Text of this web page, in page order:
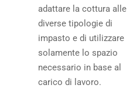
adattare la cottura alle
diverse tipologie di
impasto e di utilizzare
solamente lo spazio
necessario in base al
carico di lavoro.